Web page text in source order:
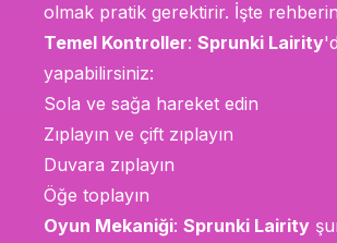
olmak pratik gerektirir. İşte
Temel Kontroller: Sprunki Lairity
yapabilirsiniz:
Sola ve sağa hareket edin
Zıplayın ve çift zıplayın
Duvara zıplayın
Öğe toplayın
Oyun Mekaniği: Sprunki Lairity